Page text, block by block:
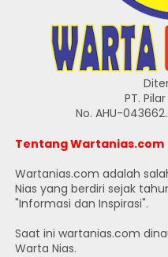
PT.
No. AHU-
Tentang Wartanias.com
Wartanias.com adalah
Nias yang berdiri sejak
"Informasi dan Inspirasi".
Saat ini wartanias.com
Warta Nias.